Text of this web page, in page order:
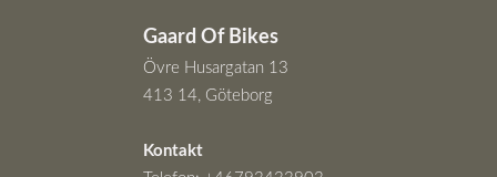
Gaard Of Bikes
Övre Husargatan 13
413 14, Göteborg
Kontakt